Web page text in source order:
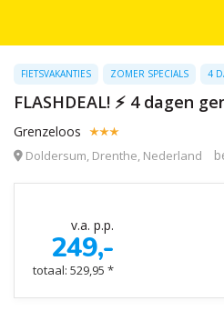
FIETSVAKANTIES ZOMER SPECIALS 4
FLASHDEAL! ⚡ 4
Grenzeloos
Doldersum, Drenthe, Nederland
v.a. p.p.
249,-
totaal: 529,95 *